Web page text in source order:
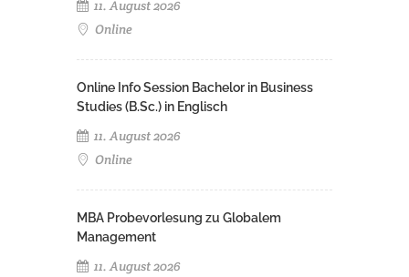
11. August 2026
Online
Online Info Session Bachelor in Business
Studies (B.Sc.) in Englisch
11. August 2026
Online
MBA Probevorlesung zu Globalem
Management
11. August 2026